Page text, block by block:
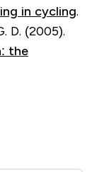
in cycling.
D. (2005).
the